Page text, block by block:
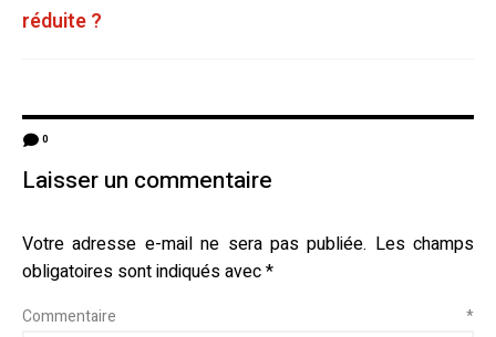
réduite ?
0
Laisser un commentaire
Votre adresse e-mail ne sera pas publiée. Les champs
obligatoires sont indiqués avec*
Commentaire *